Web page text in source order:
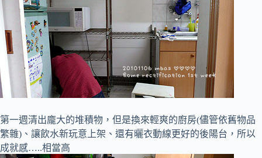
第一週清出龐大的堆積物，但是換來輕爽的廚房(儘管依舊物品
繁雜)、讓飲水新玩意上架、還有曬衣動線更好的後陽台，所以
成就感…..相當高